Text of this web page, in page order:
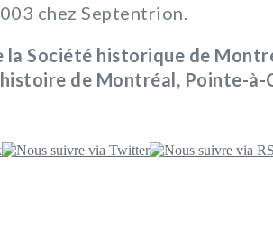
chez Septentrion.
la Société historique de
de Montréal, Pointe-à-